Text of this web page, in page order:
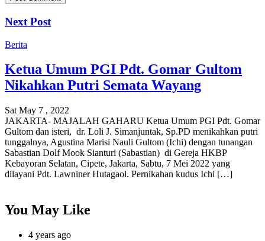
Next Post
Berita
Ketua Umum PGI Pdt. Gomar Gultom
Nikahkan Putri Semata Wayang
Sat May 7 , 2022
JAKARTA- MAJALAH GAHARU Ketua Umum PGI Pdt. Gomar
Gultom dan isteri, dr. Loli J. Simanjuntak, Sp.PD menikahkan putri
tunggalnya, Agustina Marisi Nauli Gultom (Ichi) dengan tunangan
Sabastian Dolf Mook Sianturi (Sabastian) di Gereja HKBP
Kebayoran Selatan, Cipete, Jakarta, Sabtu, 7 Mei 2022 yang
dilayani Pdt. Lawniner Hutagaol. Pernikahan kudus Ichi […]
You May Like
4 years ago